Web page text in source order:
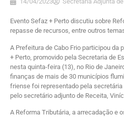
Evento Sefaz + Perto discutiu sobre
repasse de recursos, entre outros
A Prefeitura de Cabo Frio participou da
+ Perto, promovido pela Secretaria de
nesta quinta-feira (13), no Rio de
finanças de mais de 30 municípios
friense foi representado pela
pelo secretário adjunto de Receita,
A Reforma Tributária, a arrecadação e